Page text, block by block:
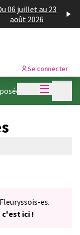
06 juillet au 23
août 2026
Menu
Se connecter
es.
c'est ici !